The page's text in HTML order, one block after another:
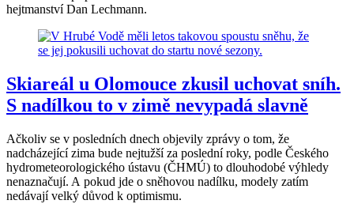
hejtmanství Dan Lechmann.
Skiareál u Olomouce zkusil uchovat sníh.
S nadílkou to v zimě nevypadá slavně
Ačkoliv se v posledních dnech objevily zprávy o tom, že
nadcházející zima bude nejtužší za poslední roky, podle Českého
hydrometeorologického ústavu (ČHMÚ) to dlouhodobé výhledy
nenaznačují. A pokud jde o sněhovou nadílku, modely zatím
nedávají velký důvod k optimismu.